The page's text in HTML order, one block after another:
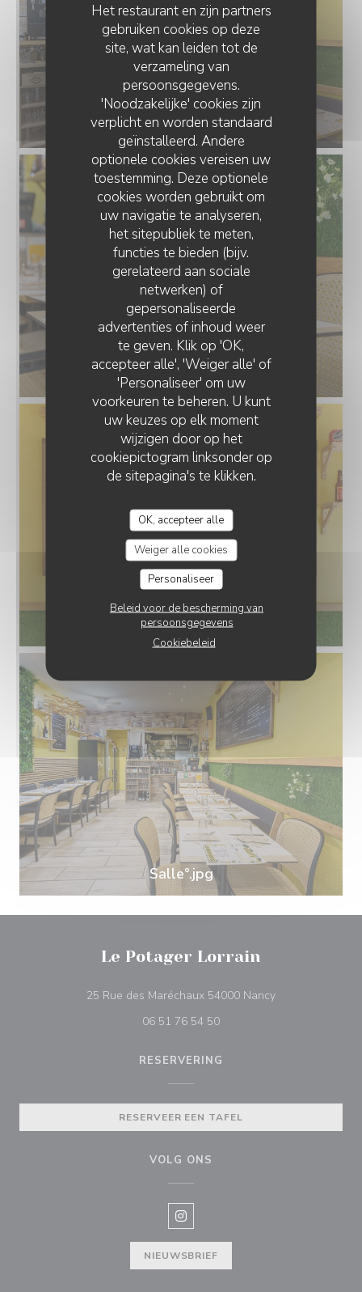
Het restaurant en zijn partners
gebruiken cookies op deze
site, wat kan leiden tot de
verzameling van
persoonsgegevens.
'Noodzakelijke' cookies zijn
verplicht en worden standaard
geïnstalleerd. Andere
optionele cookies vereisen uw
toestemming. Deze optionele
cookies worden gebruikt om
uw navigatie te analyseren,
het sitepubliek te meten,
functies te bieden (bijv.
gerelateerd aan sociale
netwerken) of
gepersonaliseerde
advertenties of inhoud weer
te geven. Klik op 'OK,
accepteer alle', 'Weiger alle' of
'Personaliseer' om uw
voorkeuren te beheren. U kunt
uw keuzes op elk moment
wijzigen door op het
cookiepictogram linksonder op
de sitepagina's te klikken.
OK, accepteer alle
Weiger alle cookies
Personaliseer
Beleid voor de bescherming van
persoonsgegevens
Cookiebeleid
Salle.jpg
Salle_.jpg
Carte.jpg
Salle°.jpg
Le Potager Lorrain
25 Rue des Maréchaux 54000 Nancy((opent in een
06 51 76 54 50
RESERVERING
RESERVEER EEN TAFEL
VOLG ONS
Instagram ((opent in een nieuw
NIEUWSBRIEF
LE POTAGER LORRAIN